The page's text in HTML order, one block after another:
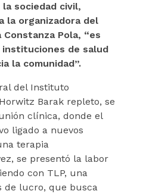
sociedad civil,
la organizadora del
Pola, “es
de salud
la comunidad”.
del Instituto
Barak repleto, se
clínica, donde el
ligado a nuevos
terapia
se presentó la labor
con TLP, una
de lucro, que busca